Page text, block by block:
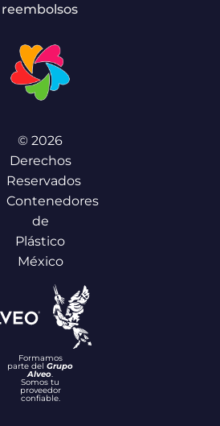
reembolsos
© 2026
Derechos
Reservados
Contenedores
de
Plástico
México
Formamos
parte del Grupo
Alveo.
Somos tu
proveedor
confiable.